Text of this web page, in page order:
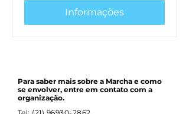
Informações
Para saber mais sobre a Marcha e como
se envolver, entre em contato com a
organização.